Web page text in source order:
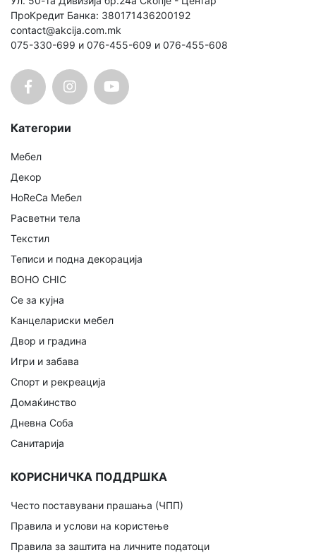
ПроКредит Банка: 380171436200192
contact@akcija.com.mk
075-330-699 и 076-455-609 и 076-455-608
Категории
Мебел
Декор
HoReCa Мебел
Расветни тела
Текстил
Теписи и подна декорација
BOHO CHIC
Се за кујна
Канцелариски мебел
Двор и градина
Игри и забава
Спорт и рекреација
Домаќинство
Дневна Соба
Санитарија
КОРИСНИЧКА ПОДДРШКА
Често поставувани прашања (ЧПП)
Правила и услови на користење
Правила за заштита на личните податоци